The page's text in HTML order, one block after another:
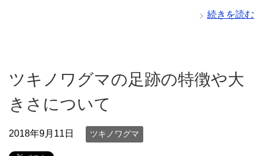
続きを読む
ツキノワグマの足跡の特徴や大
きさについて
2018年9月11日 ツキノワグマ